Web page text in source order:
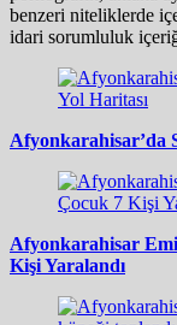
benzeri niteliklerde
idari sorumluluk
Afyonkarahisar’da
Afyonkarahisar
Kişi Yaralandı